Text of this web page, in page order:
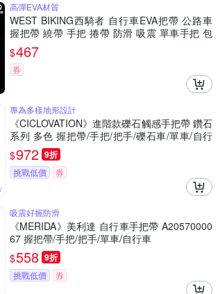
高彈EVA材質
WEST BIKING西騎者 自行車EVA把帶 公路車
握把帶 繞帶 手把 捲帶 防滑 吸震 單車手把 包
覆帶 腳踏車
$467
券
專為多樣地形設計
《CICLOVATION》進階款礫石觸感手把帶 鑽石
系列 多色 握把帶/手把/把手/礫石車/單車/自行
車
$972 9折
挑戰低價 券
吸震好握防滑
《MERIDA》美利達 自行車手把帶 A20570000
67 握把帶/手把/把手/單車/自行車
$558 9折
挑戰低價 券